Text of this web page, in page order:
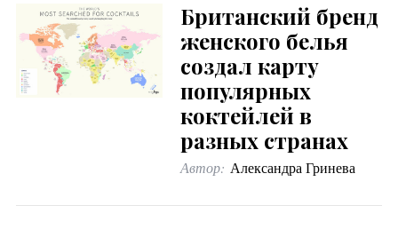
Британский бренд
женского белья
создал карту
популярных
коктейлей в
разных странах
Автор: Александра Гринева